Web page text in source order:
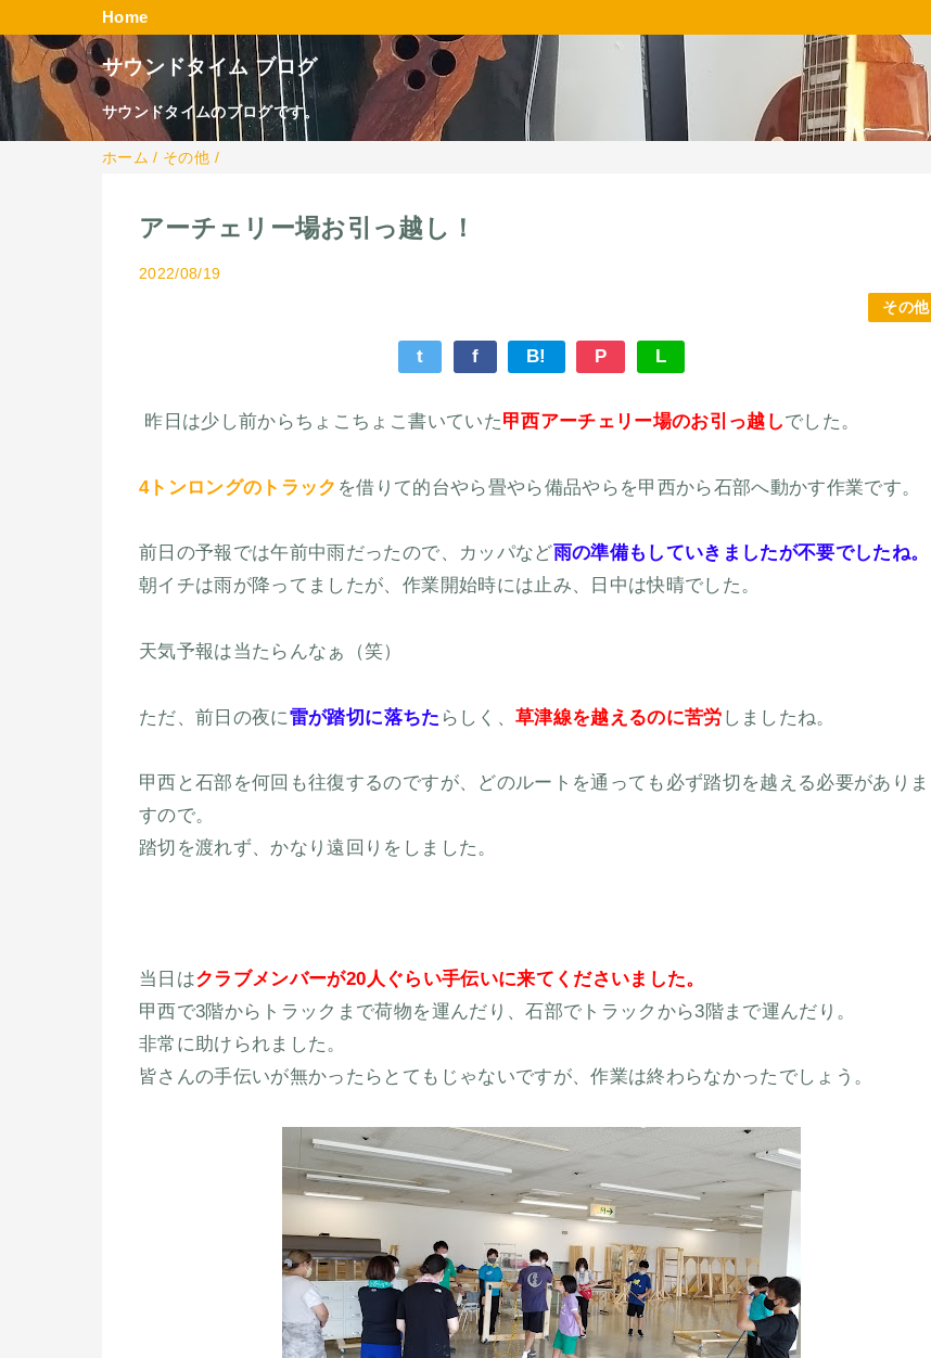
Home
サウンドタイム ブログ
サウンドタイムのブログです。
ホーム / その他 /
アーチェリー場お引っ越し！
2022/08/19
その他
t f B! P L
昨日は少し前からちょこちょこ書いていた甲西アーチェリー場のお引っ越しでした。
4トンロングのトラック を借りて的台やら畳やら備品やらを甲西から石部へ動かす作業です。
前日の予報では午前中雨だったので、カッパなど雨の準備もしていきましたが不要でしたね。
朝イチは雨が降ってましたが、作業開始時には止み、日中は快晴でした。
天気予報は当たらんなぁ（笑）
ただ、前日の夜に雷が踏切に落ちた らしく、 草津線を越えるのに苦労 しましたね。
甲西と石部を何回も往復するのですが、どのルートを通っても必ず踏切を越える必要がありま
すので。
踏切を渡れず、かなり遠回りをしました。
当日はクラブメンバーが20人ぐらい手伝いに来てくださいました。
甲西で3階からトラックまで荷物を運んだり、石部でトラックから3階まで運んだり。
非常に助けられました。
皆さんの手伝いが無かったらとてもじゃないですが、作業は終わらなかったでしょう。